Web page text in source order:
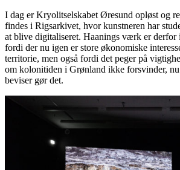
I dag er Kryolitselskabet Øresund opløst og
findes i Rigsarkivet, hvor kunstneren har
at blive digitaliseret. Haanings værk er derfor
fordi der nu igen er store økonomiske
territorie, men også fordi det peger på
om kolonitiden i Grønland ikke forsvinder,
beviser gør det.